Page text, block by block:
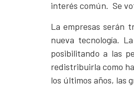
interés común. Se
La empresas serán
nueva tecnología.
posibilitando a las
redistribuirla como
los últimos años, las